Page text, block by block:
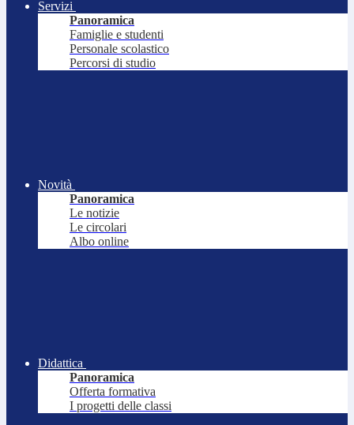
Servizi
Panoramica
Famiglie e studenti
Personale scolastico
Percorsi di studio
Novità
Panoramica
Le notizie
Le circolari
Albo online
Didattica
Panoramica
Offerta formativa
I progetti delle classi